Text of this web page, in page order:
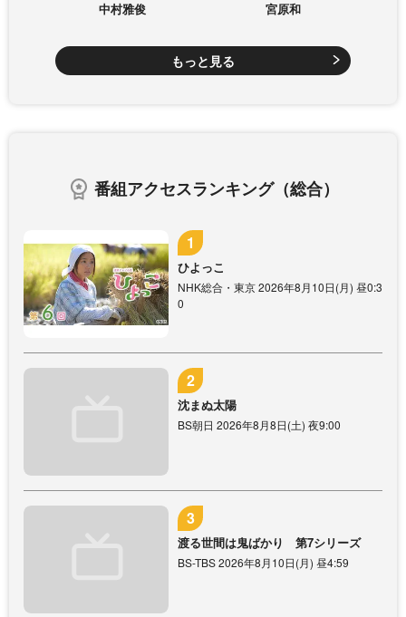
中村雅俊 宮原和
もっと見る
番組アクセスランキング（総合）
ひよっこ
NHK総合・東京 2026年8月10日(月) 昼0:3
0
沈まぬ太陽
BS朝日 2026年8月8日(土) 夜9:00
渡る世間は鬼ばかり 第7シリーズ
BS-TBS 2026年8月10日(月) 昼4:59